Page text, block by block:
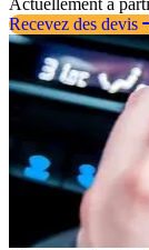
Recevez des devis